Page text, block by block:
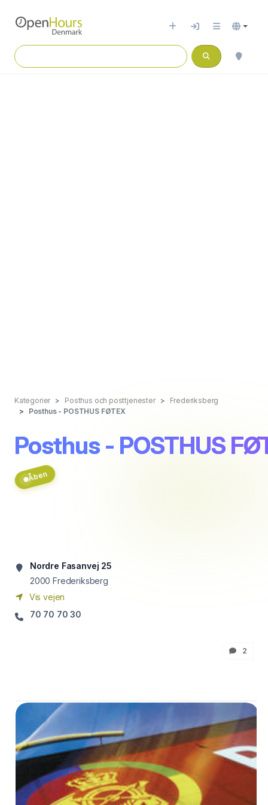
Kategorier Posthus och posttjenester
Frederiksberg
Posthus - POSTHUS FØTEX
Posthus - POSTHUS
Åben
Nordre Fasanvej 25
2000 Frederiksberg
Vis vejen
70 70 70 30
2